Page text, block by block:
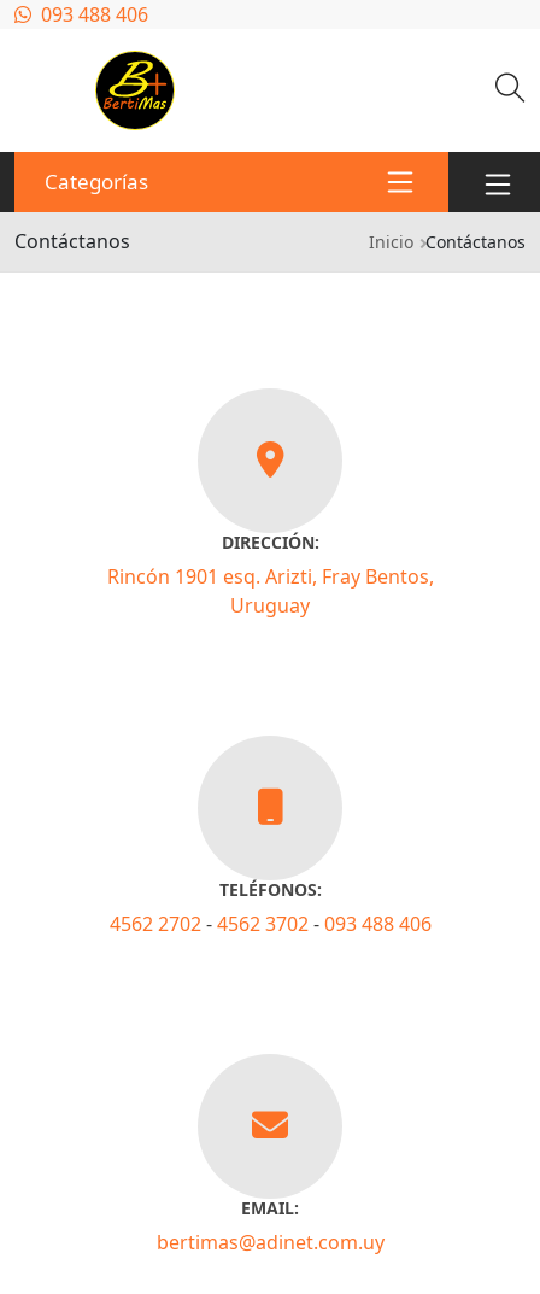
Pasar al contenido principal
093 488 406
Categorías
Contáctanos Ruta de
Inicio Contáctanos
DIRECCIÓN:
Rincón 1901 esq. Arizti, Fray Bentos,
Uruguay
TELÉFONOS:
4562 2702-4562 3702-093 488 406
EMAIL:
bertimas@adinet.com.uy